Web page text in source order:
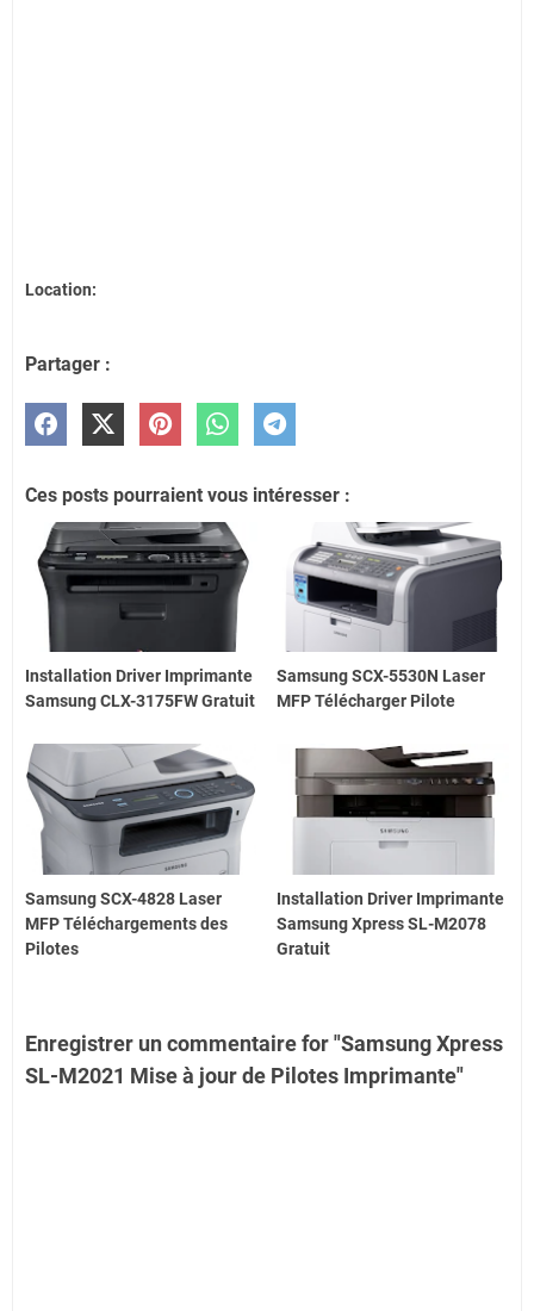
Location:
Partager :
Ces posts pourraient vous intéresser :
Installation Driver Imprimante
Samsung CLX-3175FW Gratuit
Samsung SCX-5530N Laser
MFP Télécharger Pilote
Samsung SCX-4828 Laser
MFP Téléchargements des
Pilotes
Installation Driver Imprimante
Samsung Xpress SL-M2078
Gratuit
Enregistrer un commentaire for "Samsung Xpress
SL-M2021 Mise à jour de Pilotes Imprimante"